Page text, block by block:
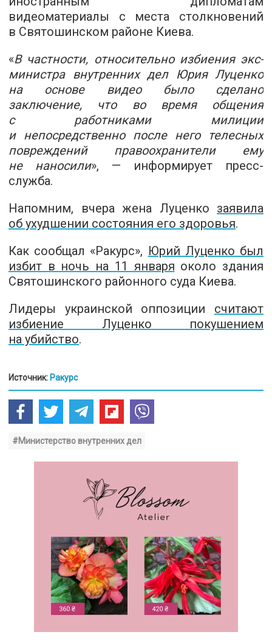
видеоматериалы с места столкновений
в Святошинском районе Киева.
«В частности, относительно избиения экс-
министра внутренних дел Юрия Луценко
на основе видео было сделано
заключение, что во время общения
с работниками милиции
и непосредственно после него телесных
повреждений правоохранители ему
не наносили», — информирует пресс-
служба.
Напомним, вчера жена Луценко заявила
об ухудшении состояния его здоровья.
Как сообщал «Ракурс», Юрий Луценко был
избит в ночь на 11 января около здания
Святошинского районного суда Киева.
Лидеры украинской оппозиции считают
избиение Луценко покушением
на убийство.
Источник: Ракурс
#Министерство внутренних дел